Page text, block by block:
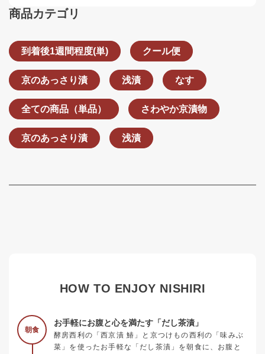
商品カテゴリ
到着後1週間程度(単) クール便
京のあっさり漬 浅漬 なす
全ての商品（単品） さわやか京漬物
京のあっさり漬 浅漬
HOW TO ENJOY NISHIRI
朝食
お手軽にお腹と心を満たす「だし茶漬」
酵房西利の「西京漬 鰆」と京つけもの西利の「味みぶ
菜」を使ったお手軽な「だし茶漬」を朝食に、お腹と